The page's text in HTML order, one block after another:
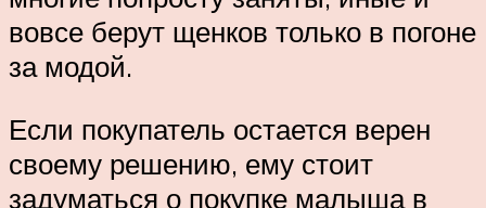
вовсе берут щенков только в погоне
за модой.
Если покупатель остается верен
своему решению, ему стоит
задуматься о покупке малыша в